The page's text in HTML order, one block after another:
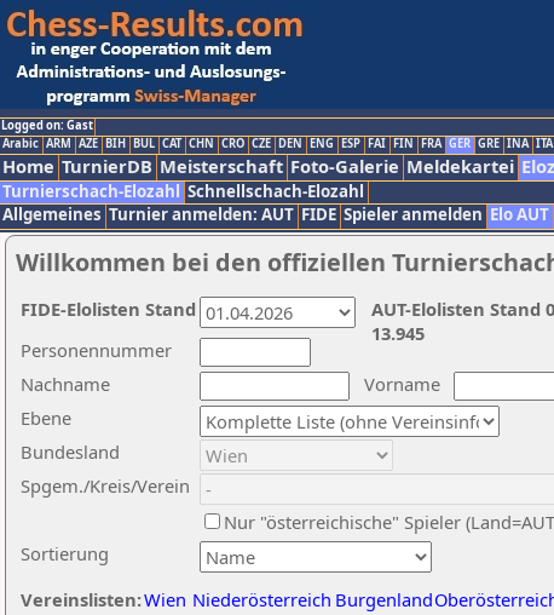
Logged on: Gast
Arabic ARM AZE BIH BUL CAT CHN CRO CZE DEN ENG ESP FAI FIN FRA GER GRE INA ITA
Home TurnierDB Meisterschaft Foto-Galerie Meldekartei
Turnierschach-Elozahl Schnellschach-Elozahl
Allgemeines Turnier anmelden: AUT FIDE Spieler anmelden Elo AUT
Willkommen bei den offiziellen
Nachname
Vorname
Ebene
Sortierung
Personennummer
Bundesland
Spgem./Kreis/Verein
Nur "österreichische" Spieler
Vereinslisten:Wien Niederösterreich Burgenland
AUT-Elolisten Stand
13.945
FIDE-Elolisten Stand